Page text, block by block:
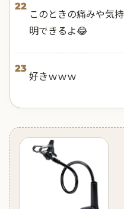
22
このときの痛みや気
明できるよ😂
23
好きｗｗｗ